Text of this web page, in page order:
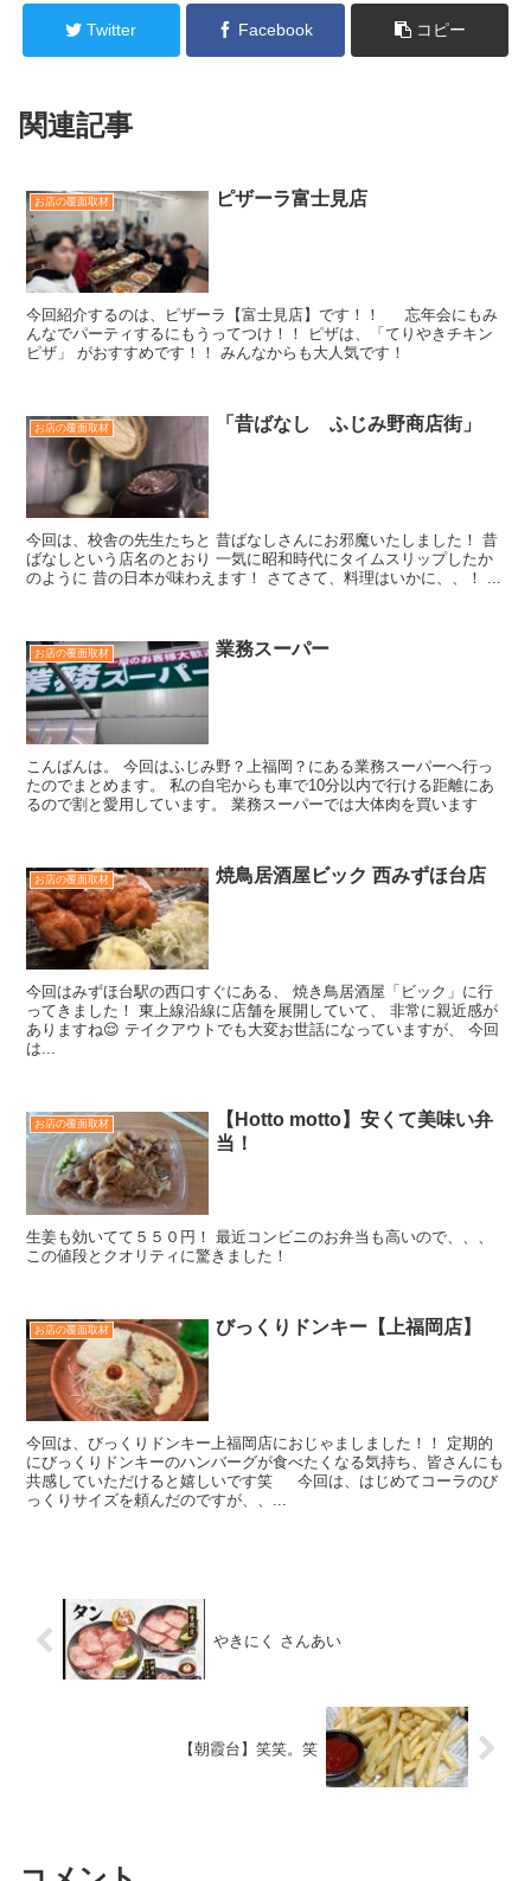
Twitter Facebook コピー
関連記事
お店の覆面取材 ピザーラ富士見店
今回紹介するのは、ピザーラ【富士見店】です！！ 忘年会にもみ
んなでパーティするにもうってつけ！！ ピザは、「てりやきチキン
ピザ」 がおすすめです！！ みんなからも大人気です！
お店の覆面取材 「昔ばなし ふじみ野商店街」
今回は、校舎の先生たちと 昔ばなしさんにお邪魔いたしました！ 昔
ばなしという店名のとおり 一気に昭和時代にタイムスリップしたか
のように 昔の日本が味わえます！ さてさて、料理はいかに、、！ ...
お店の覆面取材 業務スーパー
こんばんは。 今回はふじみ野？上福岡？にある業務スーパーへ行っ
たのでまとめます。 私の自宅からも車で10分以内で行ける距離にあ
るので割と愛用しています。 業務スーパーでは大体肉を買います
お店の覆面取材 焼鳥居酒屋ビック 西みずほ台店
今回はみずほ台駅の西口すぐにある、 焼き鳥居酒屋「ビック」に行
ってきました！ 東上線沿線に店舗を展開していて、 非常に親近感が
ありますね😌 テイクアウトでも大変お世話になっていますが、 今回
は...
お店の覆面取材
【Hotto motto】安くて美味い弁
当！
生姜も効いてて５５０円！ 最近コンビニのお弁当も高いので、、、
この値段とクオリティに驚きました！
お店の覆面取材 びっくりドンキー【上福岡店】
今回は、びっくりドンキー上福岡店におじゃましました！！ 定期的
にびっくりドンキーのハンバーグが食べたくなる気持ち、皆さんにも
共感していただけると嬉しいです笑 今回は、はじめてコーラのび
っくりサイズを頼んだのですが、、...
やきにく さんあい
【朝霞台】笑笑。笑